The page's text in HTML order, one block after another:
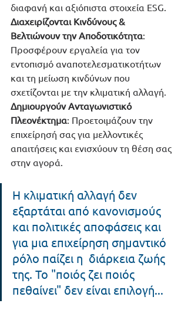
διαφανή και αξιόπιστα στοιχεία ESG.
Διαχειρίζονται Κινδύνους &
Βελτιώνουν την Αποδοτικότητα:
Προσφέρουν εργαλεία για τον
εντοπισμό αναποτελεσματικοτήτων
και τη μείωση κινδύνων που
σχετίζονται με την κλιματική αλλαγή.
Δημιουργούν Ανταγωνιστικό
Πλεονέκτημα: Προετοιμάζουν την
επιχείρησή σας για μελλοντικές
απαιτήσεις και ενισχύουν τη θέση σας
στην αγορά.
Η κλιματική αλλαγή δεν
εξαρτάται από κανονισμούς
και πολιτικές αποφάσεις και
για μια επιχείρηση σημαντικό
ρόλο παίζει η  διάρκεια ζωής
της. Το "ποιός ζει ποιός
πεθαίνει" δεν είναι επιλογή...